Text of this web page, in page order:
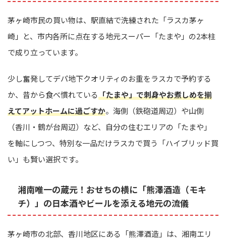
茅ヶ崎市民の買い物は、駅直結で洗練された「ラスカ茅ヶ
崎」と、市内各所に点在する地元スーパー「たまや」の2本柱
で成り立っています。
少し奮発してデパ地下クオリティのお重をラスカで予約する
か、昔から食べ慣れている「たまや」で刺身やお煮しめを揃
えてアットホームに過ごすか。海側（鉄砲道周辺）や山側
（香川・鶴が台周辺）など、自分の住むエリアの「たまや」
を軸にしつつ、特別な一品だけラスカで買う「ハイブリッド買
い」も賢い選択です。
湘南唯一の蔵元！おせちの横に「熊澤酒造（モキ
チ）」の日本酒やビールを添える地元の流儀
茅ヶ崎市の北部、香川地区にある「熊澤酒造」は、湘南エリ